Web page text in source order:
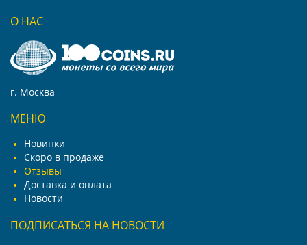
О НАС
г. Москва
МЕНЮ
Новинки
Скоро в продаже
Отзывы
Доставка и оплата
Новости
ПОДПИСАТЬСЯ НА НОВОСТИ